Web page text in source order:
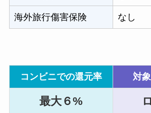
海外旅行傷害保険 なし
コンビニでの還元率 対
最大６%